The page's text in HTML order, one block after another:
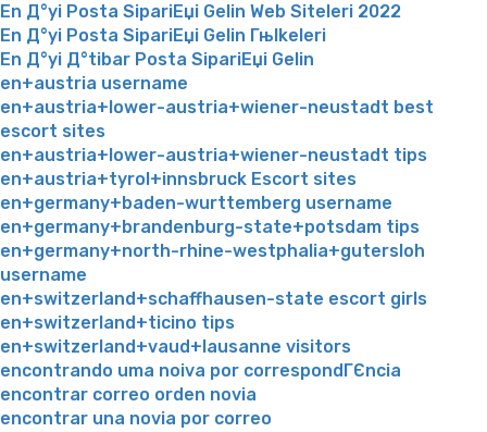
En Д°yi Posta SipariЕџi Gelin Web Siteleri 2022
En Д°yi Posta SipariЕџi Gelin Гњlkeleri
En Д°yi Д°tibar Posta SipariЕџi Gelin
en+austria username
en+austria+lower-austria+wiener-neustadt best
escort sites
en+austria+lower-austria+wiener-neustadt tips
en+austria+tyrol+innsbruck Escort sites
en+germany+baden-wurttemberg username
en+germany+brandenburg-state+potsdam tips
en+germany+north-rhine-westphalia+gutersloh
username
en+switzerland+schaffhausen-state escort girls
en+switzerland+ticino tips
en+switzerland+vaud+lausanne visitors
encontrando uma noiva por correspondГЄncia
encontrar correo orden novia
encontrar una novia por correo